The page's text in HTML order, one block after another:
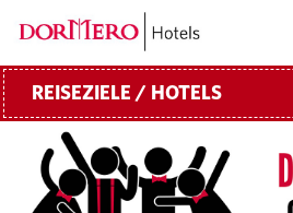
REISEZIELE / HOTELS